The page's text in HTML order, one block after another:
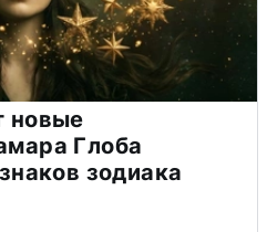
новые
Глоба
зодиака